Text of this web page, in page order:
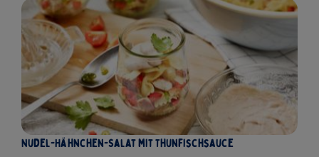
Nudel-Hähnchen-Salat mit Thunfischsauce